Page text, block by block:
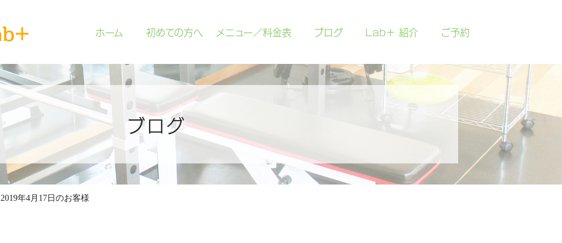
ホーム 初めての方へ メニュー／料金表 ブログ Lab＋ 紹介 ご予約
ブログ
2019年4月17日のお客様